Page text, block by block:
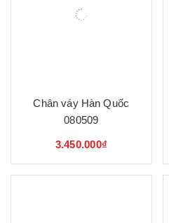
Chân váy Hàn Quốc
080509
3.450.000₫